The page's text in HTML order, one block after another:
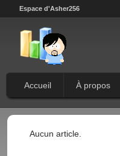
Espace d'Asher256
Accueil À propos
Aucun article.